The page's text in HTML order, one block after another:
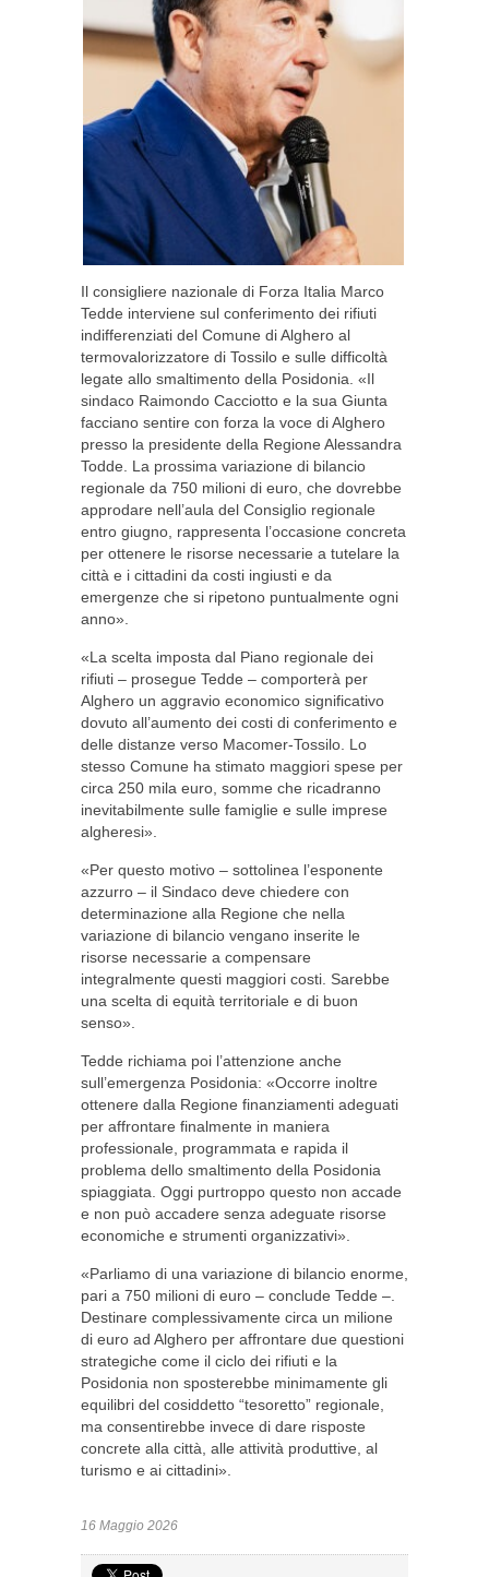
Il consigliere nazionale di Forza Italia Marco
Tedde interviene sul conferimento dei rifiuti
indifferenziati del Comune di Alghero al
termovalorizzatore di Tossilo e sulle difficoltà
legate allo smaltimento della Posidonia. «Il
sindaco Raimondo Cacciotto e la sua Giunta
facciano sentire con forza la voce di Alghero
presso la presidente della Regione Alessandra
Todde. La prossima variazione di bilancio
regionale da 750 milioni di euro, che dovrebbe
approdare nell’aula del Consiglio regionale
entro giugno, rappresenta l’occasione concreta
per ottenere le risorse necessarie a tutelare la
città e i cittadini da costi ingiusti e da
emergenze che si ripetono puntualmente ogni
anno».
«La scelta imposta dal Piano regionale dei
rifiuti – prosegue Tedde – comporterà per
Alghero un aggravio economico significativo
dovuto all’aumento dei costi di conferimento e
delle distanze verso Macomer-Tossilo. Lo
stesso Comune ha stimato maggiori spese per
circa 250 mila euro, somme che ricadranno
inevitabilmente sulle famiglie e sulle imprese
algheresi».
«Per questo motivo – sottolinea l’esponente
azzurro – il Sindaco deve chiedere con
determinazione alla Regione che nella
variazione di bilancio vengano inserite le
risorse necessarie a compensare
integralmente questi maggiori costi. Sarebbe
una scelta di equità territoriale e di buon
senso».
Tedde richiama poi l’attenzione anche
sull’emergenza Posidonia: «Occorre inoltre
ottenere dalla Regione finanziamenti adeguati
per affrontare finalmente in maniera
professionale, programmata e rapida il
problema dello smaltimento della Posidonia
spiaggiata. Oggi purtroppo questo non accade
e non può accadere senza adeguate risorse
economiche e strumenti organizzativi».
«Parliamo di una variazione di bilancio enorme,
pari a 750 milioni di euro – conclude Tedde –.
Destinare complessivamente circa un milione
di euro ad Alghero per affrontare due questioni
strategiche come il ciclo dei rifiuti e la
Posidonia non sposterebbe minimamente gli
equilibri del cosiddetto “tesoretto” regionale,
ma consentirebbe invece di dare risposte
concrete alla città, alle attività produttive, al
turismo e ai cittadini».
16 Maggio 2026